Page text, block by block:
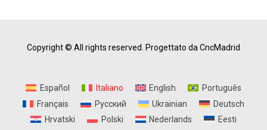
Copyright © All rights reserved. Progettato da CncMadrid
Español Italiano English
Português
Français
Русский Ukrainian
Deutsch
Hrvatski
Polski Nederlands Eesti